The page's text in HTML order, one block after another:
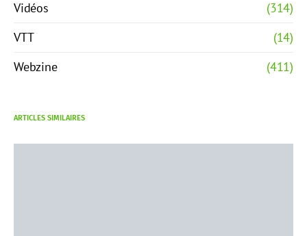
Vidéos
(314)
VTT
(14)
Webzine
(411)
ARTICLES SIMILAIRES